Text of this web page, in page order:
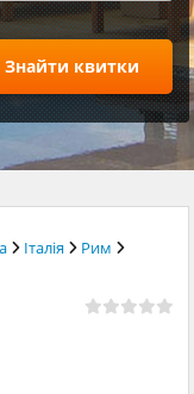
Знайти квитки
Італія
Рим